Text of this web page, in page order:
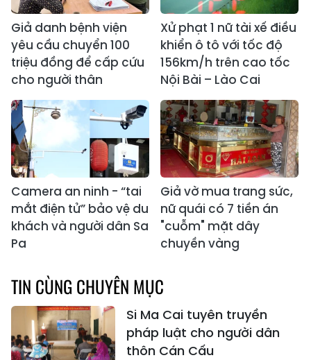
Giả danh bệnh viện
yêu cầu chuyển 100
triệu đồng để cấp cứu
cho người thân
Xử phạt 1 nữ tài xế điều
khiển ô tô với tốc độ
156km/h trên cao tốc
Nội Bài – Lào Cai
Camera an ninh - “tai
mắt điện tử” bảo vệ du
khách và người dân Sa
Pa
Giả vờ mua trang sức,
nữ quái có 7 tiền án
"cuỗm" mặt dây
chuyền vàng
TIN CÙNG CHUYÊN MỤC
Si Ma Cai tuyên truyền
pháp luật cho người dân
thôn Cán Cấu